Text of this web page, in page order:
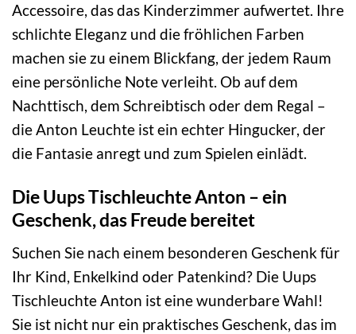
Accessoire, das das Kinderzimmer aufwertet. Ihre
schlichte Eleganz und die fröhlichen Farben
machen sie zu einem Blickfang, der jedem Raum
eine persönliche Note verleiht. Ob auf dem
Nachttisch, dem Schreibtisch oder dem Regal –
die Anton Leuchte ist ein echter Hingucker, der
die Fantasie anregt und zum Spielen einlädt.
Die Uups Tischleuchte Anton – ein
Geschenk, das Freude bereitet
Suchen Sie nach einem besonderen Geschenk für
Ihr Kind, Enkelkind oder Patenkind? Die Uups
Tischleuchte Anton ist eine wunderbare Wahl!
Sie ist nicht nur ein praktisches Geschenk, das im